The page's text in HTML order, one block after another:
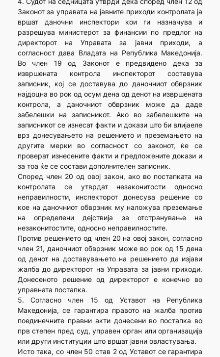
Законот за управата на јавните приходи контролата ја
вршат даночни инспектори кои ги назначува и
разрешува министерот за финансии по предлог на
директорот на Управата за јавни приходи, а
согласност дава Владата на Република Македонија.
Во член 19 од Законот е предвидено дека за
извршената контрола инспекторот составува
записник, кој се доставува до даночниот обврзник
најдоцна во рок од осум дена од денот на извршената
контрола, а даночниот обврзник може да даде
забелешки на записникот. Ако во забелешките на
записникот се изнесат факти и докази што би влијаеле
врз донесувањето на решението и преземањето на
другите мерки во согласност со законот, ќе се
проверат изнесените факти и предложените докази и
за тоа ќе се состави дополнителен записник.
Според член 20 од овој закон, ако во постапката на
контролата се утврдат незаконитости односно
неправилности, инспекторот донесува решение со
кое на даночниот обврзник му наложува преземање
на определени дејствија за отстранување на
незаконитостите, односно неправилностите.
Против решението од член 20 на овој закон, согласно
член 21, даночниот обврзник може во рок од 15 дена
од денот на доставувањето на решението да изјави
жалба до директорот на Управата за јавни приходи.
Донесеното решение од директорот е конечно во
управната постапка.
5. Согласно член 15 од Уставот на Република
Македонија, се гарантира правото на жалба против
поединечните правни акти донесени во постапка во
прв степен пред суд, управен орган или организација
или други институции што вршат јавни овластувања.
Исто така, со член 50 став 2 од Уставот се гарантира